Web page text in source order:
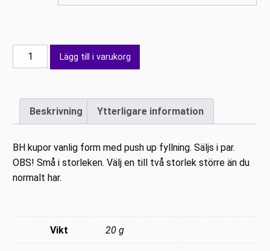
kupor
mängd
Lägg till i varukorg
Beskrivning Ytterligare information
BH kupor vanlig form med push up fyllning. Säljs i par.
OBS! Små i storleken. Välj en till två storlek större än du
normalt har.
Vikt 20 g